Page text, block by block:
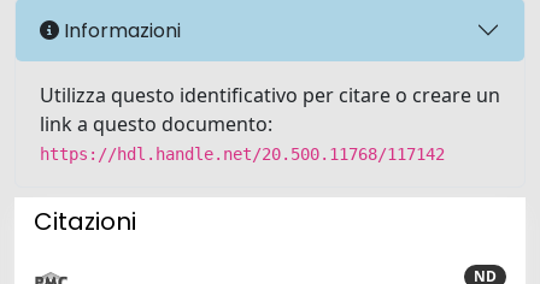
Informazioni
Utilizza questo identificativo per citare o creare un
link a questo documento:
https://hdl.handle.net/20.500.11768/117142
Citazioni
ND